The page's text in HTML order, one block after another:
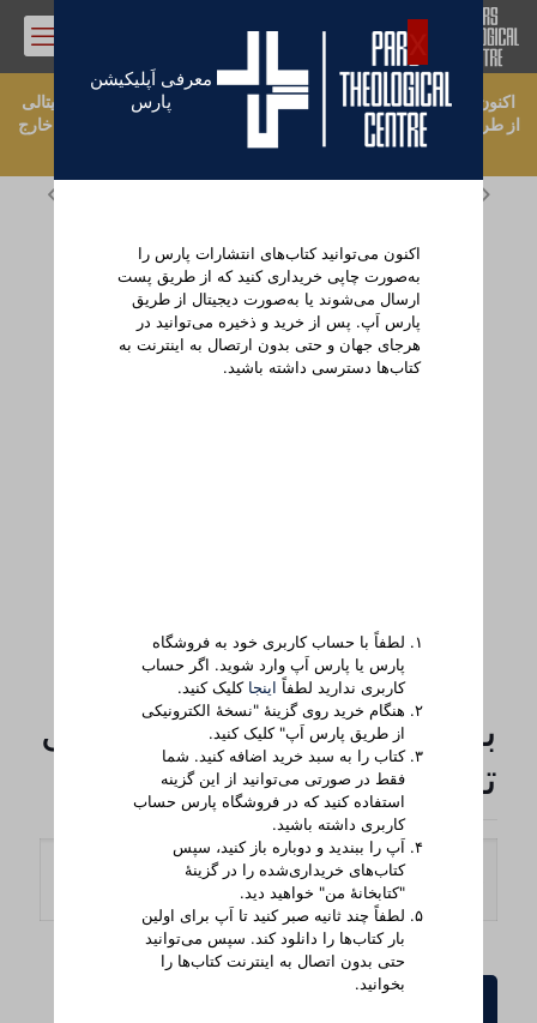
اکنون می‌توانید کتاب‌های انتشارات پارس را به‌صورت چاپ‌شده یا دیجیتالی
از طریق پارس اَپ خریداری کنید. برای خرید کتاب به‌صورت چاپ‌شده خارج
از بریتانیا لطفاًاینجا
بررسی عهدعتیق/‏‏کتاب‌های
تاریخی
معرفی اَپلیکیشن
پارس
اکنون می‌توانید کتاب‌های انتشارات پارس را
به‌صورت چاپی خریداری کنید که از طریق پست
ارسال می‌شوند یا به‌صورت دیجیتال از طریق
پارس اَپ. پس از خرید و ذخیره می‌توانید در
هرجای جهان و حتی بدون ارتصال به اینترنت به
کتاب‌ها دسترسی داشته باشید.
لطفاً با حساب کاربری خود به فروشگاه
پارس یا پارس اَپ وارد شوید. اگر حساب
کاربری ندارید لطفاً اینجا کلیک کنید.
هنگام خرید روی گزینۀ "نسخۀ الکترونیکی
از طریق پارس اَپ" کلیک کنید.
کتاب را به سبد خرید اضافه کنید. شما
فقط در صورتی می‌توانید از این گزینه
استفاده کنید که در فروشگاه پارس حساب
کاربری داشته باشید.
اَپ را ببندید و دوباره باز کنید، سپس
کتاب‌های خریداری‌شده را در گزینۀ
"کتابخانۀ من" خواهید دید.
لطفاً چند ثانیه صبر کنید تا اَپ برای اولین
بار کتاب‌ها را دانلود کند. سپس می‌توانید
حتی بدون اتصال به اینترنت کتاب‌ها را
بخوانید.